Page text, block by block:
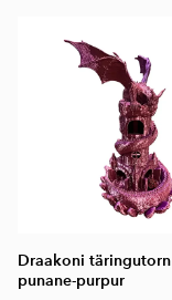
Draakoni täringutorn
punane-purpur